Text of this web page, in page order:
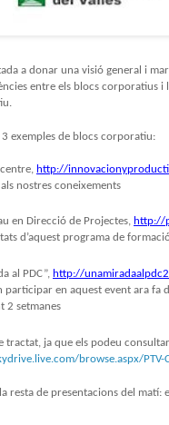
a donar una visió general i
entre els blocs corporatius
exemples de blocs corporatiu:
http://
nostres coneixements
en Direcció de Projectes, http://
d’aquest programa de
al PDC”, http://
participar en aquest event ara fa
2 setmanes
tractat, ja que els podeu
browse.aspx/PTV-
resta de presentacions del